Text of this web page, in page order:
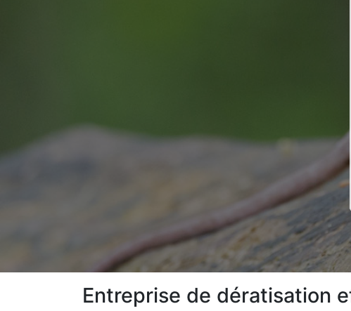
Entreprise de dératisation